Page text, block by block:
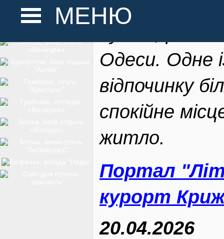
МЕНЮ
БАЗИ ВІДПОЧИНКУ
Одеси. Одне
відпочинку
спокійне
житло.
Портал
курорт
20.04.2026